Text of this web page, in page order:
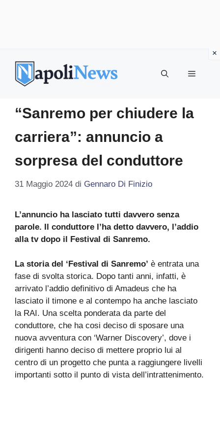
contenuto
MENU
“Sanremo per chiudere la
carriera”: annuncio a
sorpresa del conduttore
31 Maggio 2024 di Gennaro Di Finizio
L’annuncio ha lasciato tutti davvero senza
parole. Il conduttore l’ha detto davvero, l’addio
alla tv dopo il Festival di Sanremo.
La storia del ‘Festival di Sanremo’ è entrata una
fase di svolta storica. Dopo tanti anni, infatti, è
arrivato l’addio definitivo di Amadeus che ha
lasciato il timone e al contempo ha anche lasciato
la RAI. Una scelta ponderata da parte del
conduttore, che ha cosi deciso di sposare una
nuova avventura con ‘Warner Discovery’, dove i
dirigenti hanno deciso di mettere proprio lui al
centro di un progetto che punta a raggiungere livelli
importanti sotto il punto di vista dell’intrattenimento.